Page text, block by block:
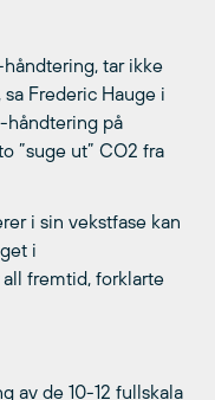
tar ikke
Frederic Hauge i
håndtering på
”suge ut” CO2 fra
i sin vekstfase kan
i
fremtid, forklarte
av de 10-12 fullskala